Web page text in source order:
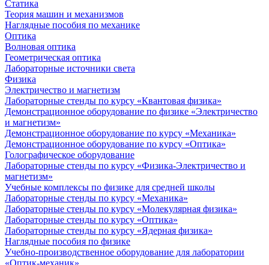
Статика
Теория машин и механизмов
Наглядные пособия по механике
Оптика
Волновая оптика
Геометрическая оптика
Лабораторные источники света
Физика
Электричество и магнетизм
Лабораторные стенды по курсу «Квантовая физика»
Демонстрационное оборудование по физике «Электричество
и магнетизм»
Демонстрационное оборудование по курсу «Механика»
Демонстрационное оборудование по курсу «Оптика»
Голографическое оборудование
Лабораторные стенды по курсу «Физика-Электричество и
магнетизм»
Учебные комплексы по физике для средней школы
Лабораторные стенды по курсу «Механика»
Лабораторные стенды по курсу «Молекулярная физика»
Лабораторные стенды по курсу «Оптика»
Лабораторные стенды по курсу «Ядерная физика»
Наглядные пособия по физике
Учебно-производственное оборудование для лаборатории
«Оптик-механик»